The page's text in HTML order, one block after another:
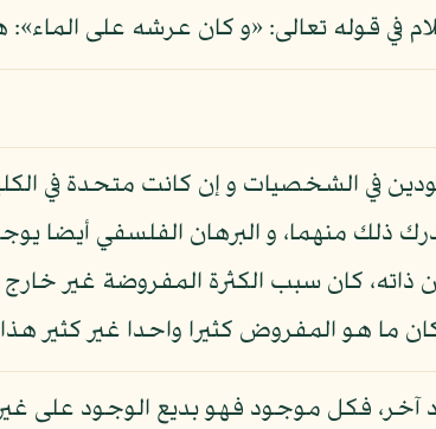
في قوله تعالى: «و كان عرشه على الماء»:
في الشخصيات و إن كانت متحدة في
ذلك منهما، و البرهان الفلسفي أيضا
كان سبب الكثرة المفروضة غير
ما هو المفروض كثيرا واحدا غير كثير
فكل موجود فهو بديع الوجود على غير